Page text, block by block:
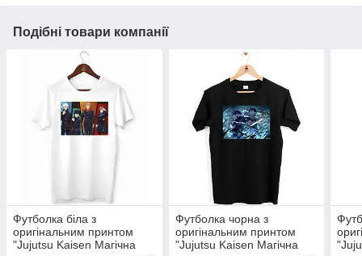
Подібні товари компанії
Футболка біла з
оригінальним принтом
"Jujutsu Kaisen Магічна
Футболка чорна з
оригінальним принтом
"Jujutsu Kaisen Магічна